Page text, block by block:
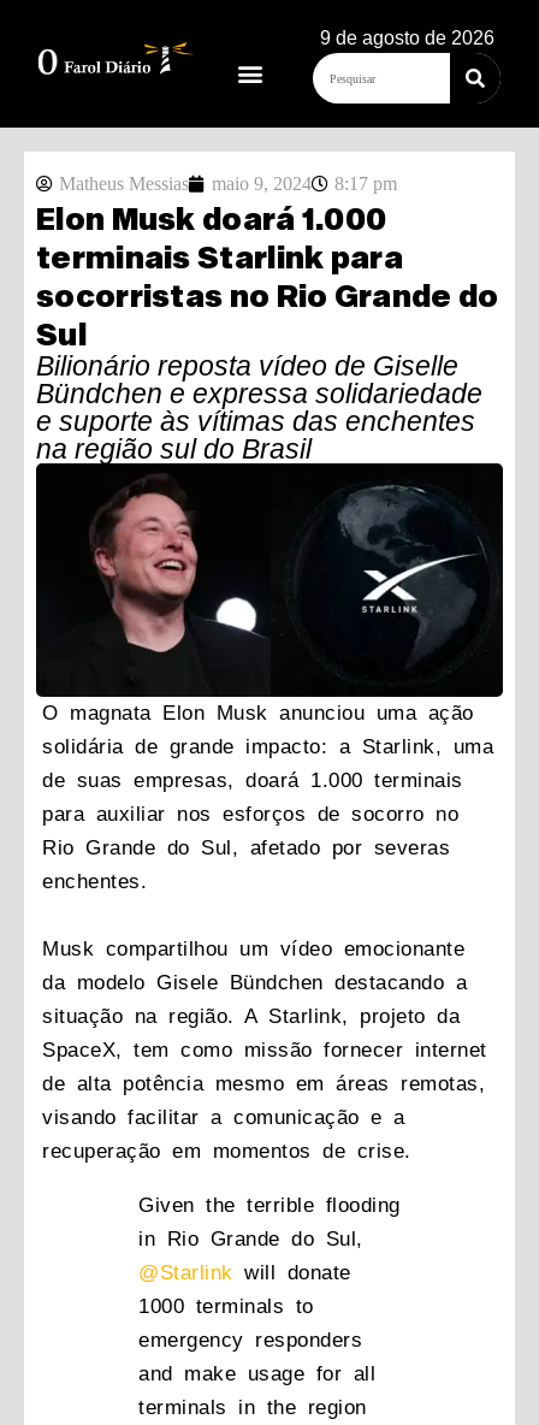
9 de agosto de 2026
Matheus Messias maio 9, 2024 8:17 pm
Elon Musk doará 1.000
terminais Starlink para
socorristas no Rio Grande do
Sul
Bilionário reposta vídeo de Giselle
Bündchen e expressa solidariedade
e suporte às vítimas das enchentes
na região sul do Brasil
O magnata Elon Musk anunciou uma ação
solidária de grande impacto: a Starlink, uma
de suas empresas, doará 1.000 terminais
para auxiliar nos esforços de socorro no
Rio Grande do Sul, afetado por severas
enchentes.
Musk compartilhou um vídeo emocionante
da modelo Gisele Bündchen destacando a
situação na região. A Starlink, projeto da
SpaceX, tem como missão fornecer internet
de alta potência mesmo em áreas remotas,
visando facilitar a comunicação e a
recuperação em momentos de crise.
Given the terrible flooding
in Rio Grande do Sul,
@Starlink will donate
1000 terminals to
emergency responders
and make usage for all
terminals in the region